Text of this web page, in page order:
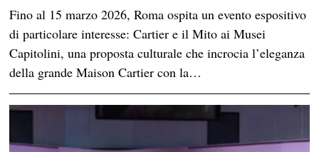
Fino al 15 marzo 2026, Roma ospita un evento espositivo
di particolare interesse: Cartier e il Mito ai Musei
Capitolini, una proposta culturale che incrocia l’eleganza
della grande Maison Cartier con la…